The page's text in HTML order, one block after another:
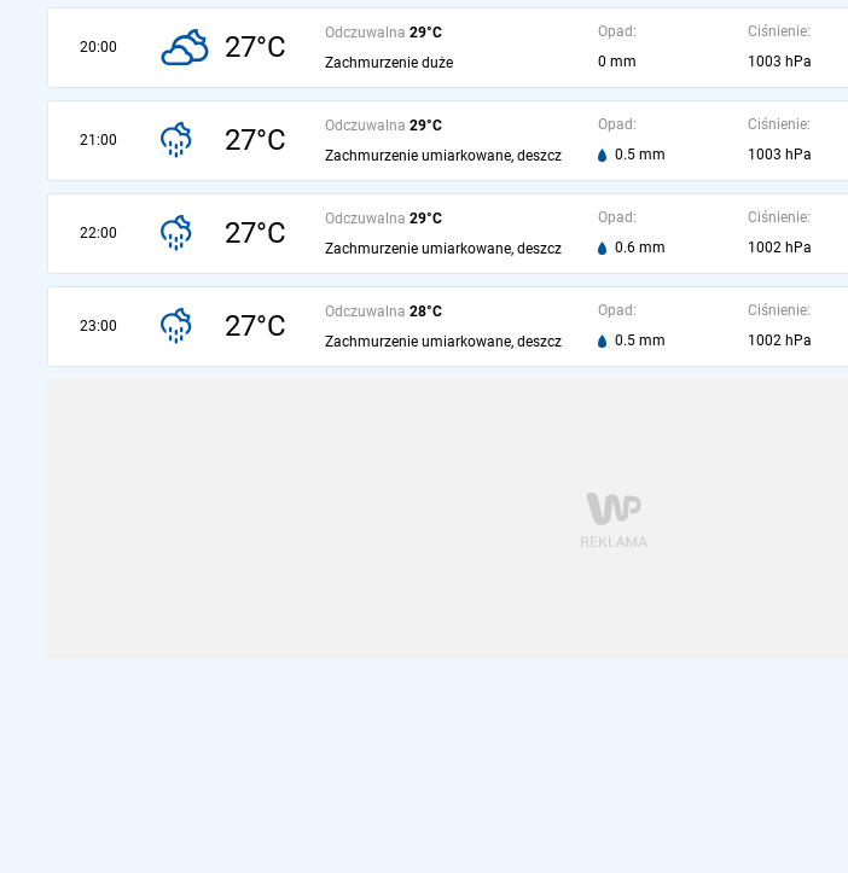
20:00 27°C Odczuwalna 29°C
Zachmurzenie duże
Opad:
0 mm
Ciśnienie:
1003 hPa
21:00 27°C Odczuwalna 29°C
Zachmurzenie umiarkowane, deszcz
Opad:
0.5 mm
Ciśnienie:
1003 hPa
22:00 27°C Odczuwalna 29°C
Zachmurzenie umiarkowane, deszcz
Opad:
0.6 mm
Ciśnienie:
1002 hPa
23:00 27°C Odczuwalna 28°C
Zachmurzenie umiarkowane, deszcz
Opad:
0.5 mm
Ciśnienie:
1002 hPa